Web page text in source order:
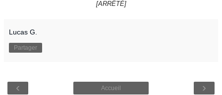
[ARRÊTÉ]
Lucas G.
Partager
‹ ›
Accueil